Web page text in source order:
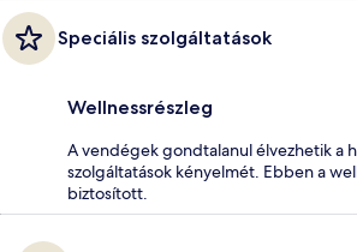
Speciális szolgáltatások
Wellnessrészleg
A vendégek gondtalanul élvezhetik a
szolgáltatások kényelmét. Ebben a
biztosított.